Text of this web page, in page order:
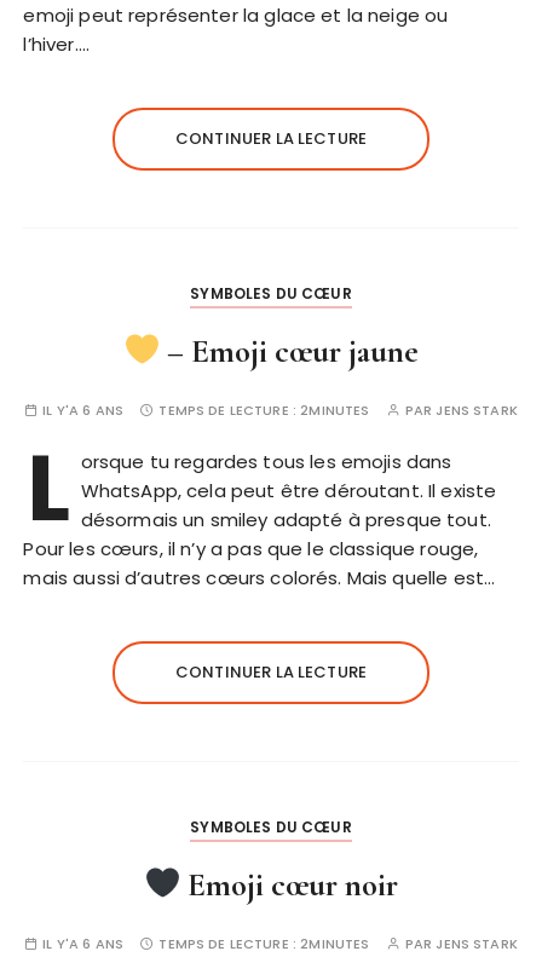
emoji peut représenter la glace et la neige ou
l’hiver….
CONTINUER LA LECTURE
SYMBOLES DU CŒUR
– Emoji cœur jaune
IL Y'A 6 ANS TEMPS DE LECTURE :2MINUTES PAR JENS STARK
L orsque tu regardes tous les emojis dans
WhatsApp, cela peut être déroutant. Il existe
désormais un smiley adapté à presque tout.
Pour les cœurs, il n’y a pas que le classique rouge,
mais aussi d’autres cœurs colorés. Mais quelle est…
CONTINUER LA LECTURE
SYMBOLES DU CŒUR
Emoji cœur noir
IL Y'A 6 ANS TEMPS DE LECTURE :2MINUTES PAR JENS STARK